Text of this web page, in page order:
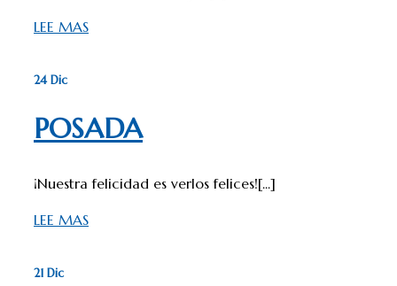
LEE MAS
24 Dic
POSADA
¡Nuestra felicidad es verlos felices![...]
LEE MAS
21 Dic